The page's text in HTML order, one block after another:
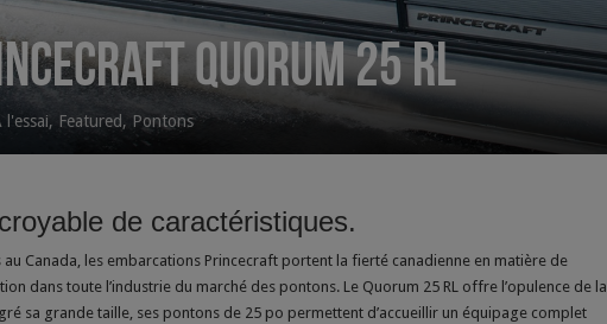
Quorum 25 RL
l'essai, Featured, Pontons
de caractéristiques.
Canada, les embarcations Princecraft portent la fierté canadienne en matière de
dans toute l’industrie du marché des pontons. Le Quorum 25 RL offre l’opulence de la
sa grande taille, ses pontons de 25 po permettent d’accueillir un équipage complet